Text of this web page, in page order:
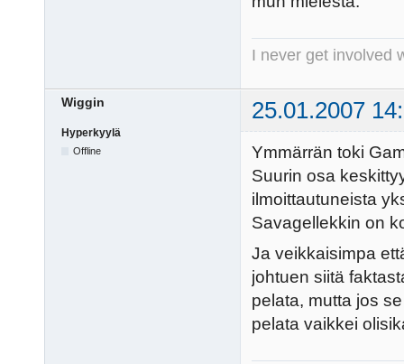
I never get involved
Wiggin 25.01.2007
Hyperkyylä
Offline
Ymmärrän toki
Suurin osa
ilmoittautuneista
Savagellekkin on
Ja veikkaisimpa
johtuen siitä
pelata, mutta jos
pelata vaikkei